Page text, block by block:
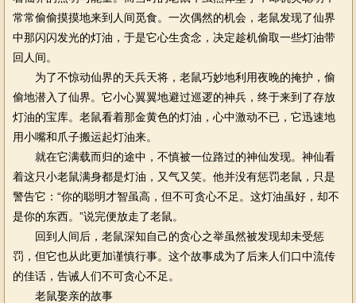
常常偷偷摸摸地来到人间觅食。一次偶然的机会，老鼠发现了仙界
中那闪闪发光的灯油，于是它心生贪念，决定趁机偷取一些灯油带
回人间。
为了不惊动仙界的天兵天将，老鼠巧妙地利用夜晚的掩护，偷
偷地潜入了仙界。它小心翼翼地避过巡逻的神兵，终于来到了存放
灯油的宝库。老鼠看着那金黄色的灯油，心中激动不已，它迅速地
用小嘴和爪子搬运起灯油来。
就在它满载而归的途中，不慎被一位路过的神仙发现。神仙看
着这只小老鼠满身都是灯油，又气又笑。他并没有惩罚老鼠，只是
警告它：“你的聪明才智虽高，但不可贪心不足。这灯油虽好，却不
是你的东西。”说完便放走了老鼠。
回到人间后，老鼠深知自己的贪心之举虽然被发现却未受惩
罚，但它也从此更加谨慎行事。这个故事成为了后来人们口中流传
的佳话，告诫人们不可贪心不足。
老鼠娶亲的故事